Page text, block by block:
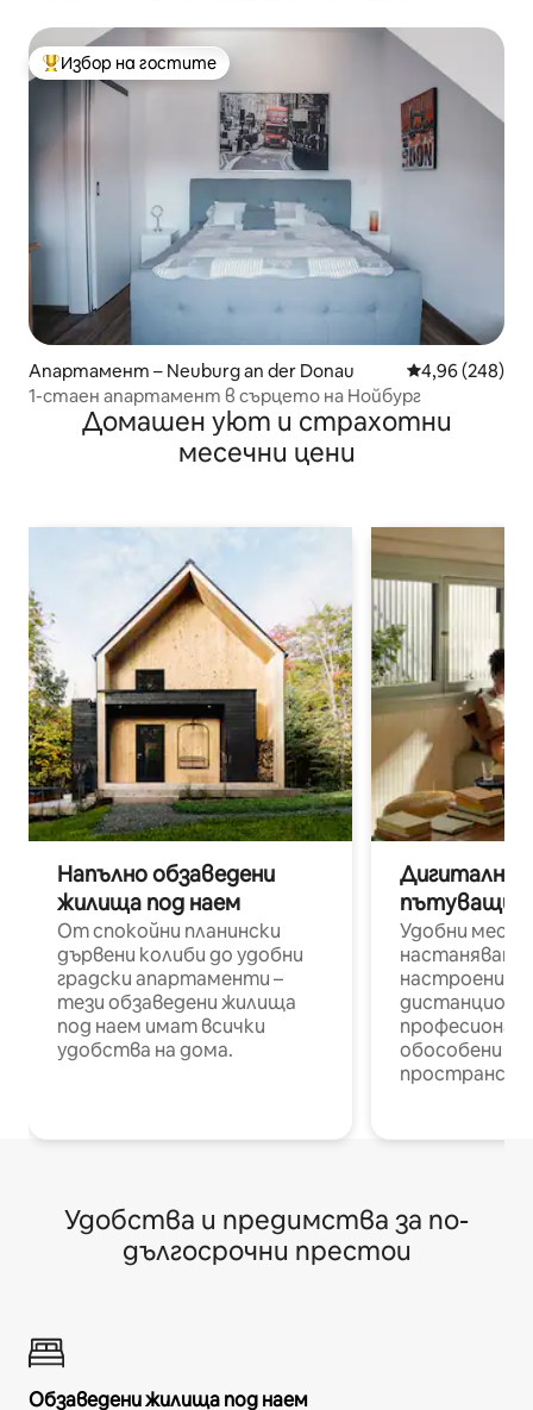
Най-популярен избор на гостите
Избор на гостите
Апартамент – Neuburg an der Donau Средна
4,96 (248)
1-стаен апартамент в сърцето на Нойбург
Домашен уют и страхотни
месечни цени
Напълно обзаведени
жилища под наем
От спокойни планински
дървени колиби до удобни
градски апартаменти –
тези обзаведени жилища
под наем имат всички
удобства на дома.
Дигитални
пътуващи
Удобни
настаняване
настроени и
обособени
Удобства и предимства за по-
дългосрочни престои
Обзаведени жилища под наем